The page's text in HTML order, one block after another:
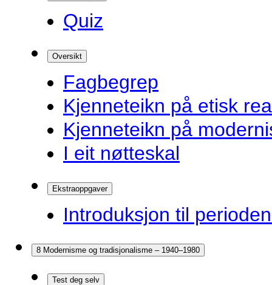
Quiz
Oversikt
Fagbegrep
Kjenneteikn på etisk
Kjenneteikn på
I eit nøtteskal
Ekstraoppgaver
Introduksjon til
8 Modernisme og tradisjonalisme – 1940–1980
Test deg selv